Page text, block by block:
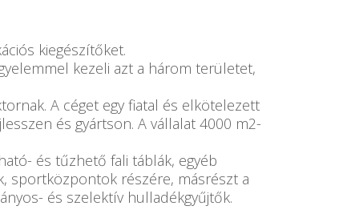
kiegészítőket.
kezeli azt a három területet,
A céget egy fiatal és elkötelezett
és gyártson. A vállalat 4000 m2-
és tűzhető fali táblák, egyéb
sportközpontok részére, másrészt a
és szelektív hulladékgyűjtők.